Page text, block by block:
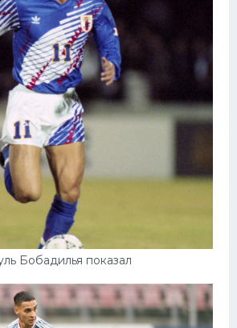
Бобадилья показал